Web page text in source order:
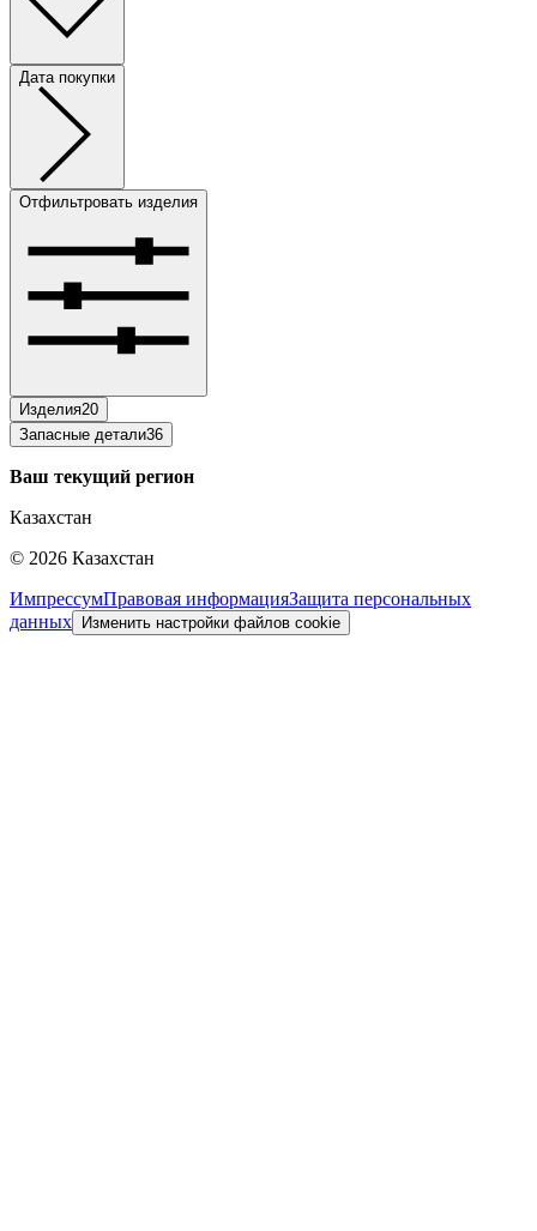
Дата покупки
Отфильтровать изделия
Изделия20
Запасные детали36
Ваш текущий регион
Казахстан
© 2026 Казахстан
ИмпрессумПравовая информацияЗащита персональных
данных
Изменить настройки файлов cookie